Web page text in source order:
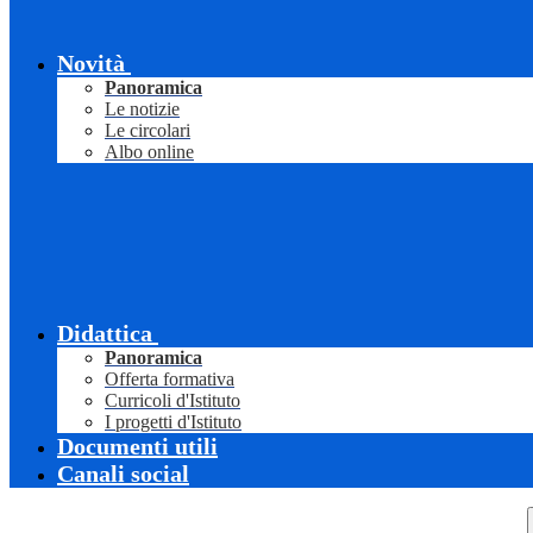
Novità
Panoramica
Le notizie
Le circolari
Albo online
Didattica
Panoramica
Offerta formativa
Curricoli d'Istituto
I progetti d'Istituto
Documenti utili
Canali social